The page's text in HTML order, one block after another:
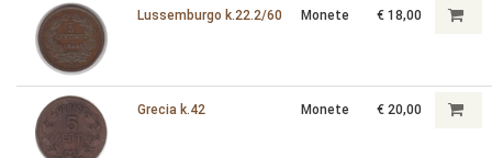
Lussemburgo k.22.2/60 Monete € 18,00
Grecia k.42 Monete € 20,00